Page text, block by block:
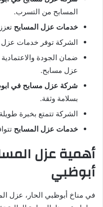
المسابح من التسرب.
خدمات عزل المسابح
الشركة توفر خدمات عزل
ضمان الجودة
عزل مسابح.
شركة عزل مسابح في
بسلامة وثقة.
الشركة تتمتع بخبرة
خدمات عزل المسابح
أهمية عزل
أبوظبي
في مناخ أبوظبي الحار، عزل